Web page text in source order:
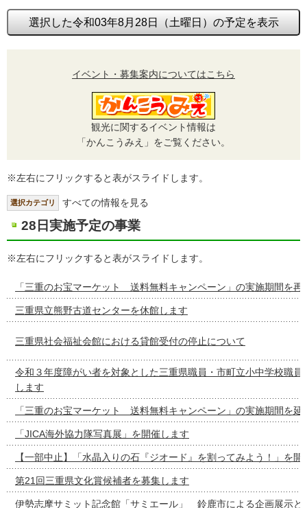
選択した令和03年8月28日（土曜日）の予定を表示
イベント・募集案内についてはこちら
観光に関するイベント情報は
「かんこうみえ」をご覧ください。
※左右にフリックすると表がスライドします。
選択カテゴリ すべての情報を見る
28日実施予定の事業
※左右にフリックすると表がスライドします。
「三重のお宝マーケット 送料無料キャンペーン」の実施期間を再
三重県立熊野古道センターを休館します
三重県社会福祉会館における貸館受付の停止について
令和３年度障がい者を対象とした三重県職員・市町立小中学校職員
します
「三重のお宝マーケット 送料無料キャンペーン」の実施期間を延
「JICA海外協力隊写真展」を開催します
【一部中止】「水晶入りの石『ジオード』を割ってみよう！」を開
第21回三重県文化賞候補者を募集します
伊勢志摩サミット記念館「サミエール」 鈴鹿市による企画展示と